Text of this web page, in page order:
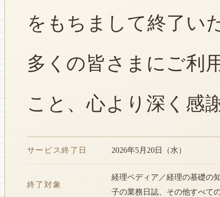
をもちまして終了い
多くの皆さまにご利
こと、心より深く感
サービス終了日 2026年5月20日（水）
終了対象
経理ペディア／経理の基礎の
子の業務日誌、その他すべて